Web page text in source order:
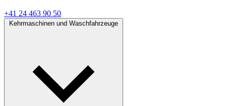
+41 24 463 90 50